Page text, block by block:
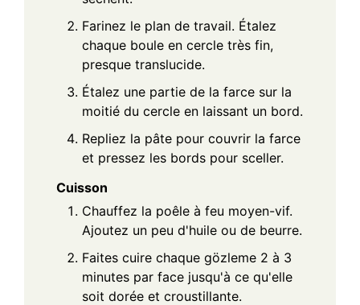
Farinez le plan de travail. Étalez
chaque boule en cercle très fin,
presque translucide.
Étalez une partie de la farce sur la
moitié du cercle en laissant un bord.
Repliez la pâte pour couvrir la farce
et pressez les bords pour sceller.
Cuisson
Chauffez la poêle à feu moyen-vif.
Ajoutez un peu d'huile ou de beurre.
Faites cuire chaque gözleme 2 à 3
minutes par face jusqu'à ce qu'elle
soit dorée et croustillante.